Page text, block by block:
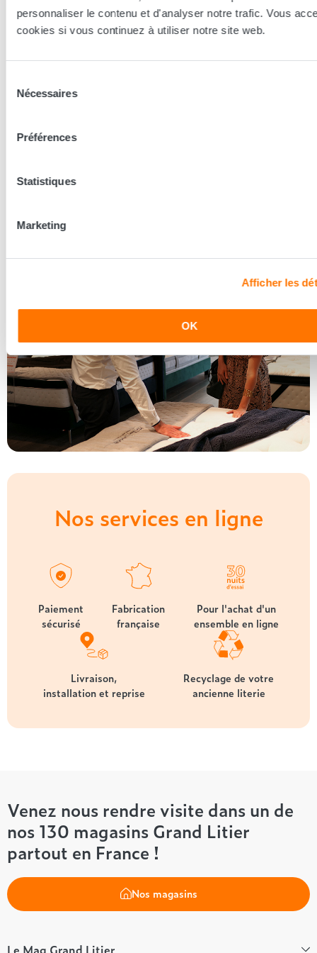
personnaliser le contenu et d'analyser notre trafic. Vous
cookies si vous continuez à utiliser notre site web.
Nécessaires
Préférences
Statistiques
Marketing
Afficher les
OK
technologie, le confort, et les modèles les plus adaptés à votre
sommeil...
Trouver le magasin le plus proche
adaptée à vos besoins.
Découvrir les coulisses
Nos services en ligne
Paiement
sécurisé
Fabrication
française
Pour l'achat d'un
ensemble en ligne
Livraison,
installation et reprise
Recyclage de votre
ancienne literie
Venez nous rendre visite dans un de
nos 130 magasins Grand Litier
partout en France !
Nos magasins